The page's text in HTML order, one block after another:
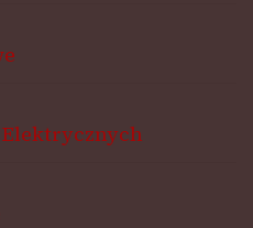
Elektrycznych